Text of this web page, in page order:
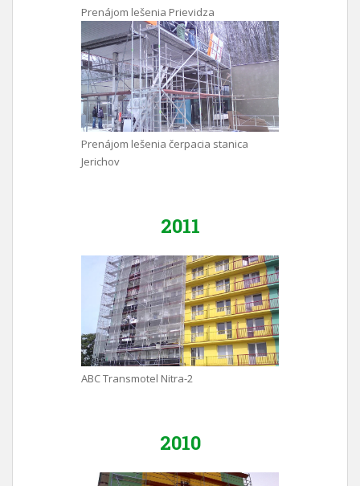
Prenájom lešenia Prievidza
Prenájom lešenia čerpacia stanica
Jerichov
2011
ABC Transmotel Nitra-2
2010